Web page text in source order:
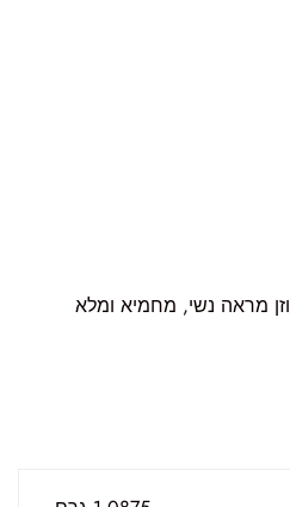
מראה נשי, מחמיא ומלא